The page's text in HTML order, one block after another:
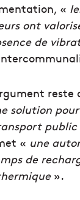
«
ont
de
reste
solution
« une
de
».